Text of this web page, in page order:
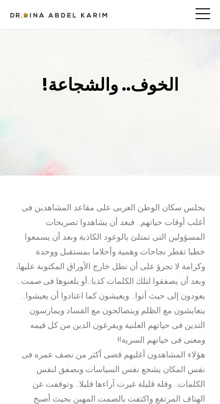
الخوف.. والشجاعة!
يجلس سكان الوطن العربى على مقاعد المشاهدين فى
أغلب أوقات حياتهم.. فبعد أن يشاهدوا تصريحات
المسؤولين التى تمتلئ بالوعود الكاذبة وبعد أن يسمعوا
خطبا تقطر نجاحات وهمية وأحلاما بمستقبل ووحدة
وكرامة لا تجرؤ على أن تطل خارج الأوراق المكتوبة عليها،
وبعد أن يصفقوا لتلك الكلمات كذبا..أو يلعنوها فى صمت..
يعودون إلى حيث أتوا.. ويعيشون كما اعتادوا أن يعيشوا..
يتعايشون مع الظلم ويتصالحون مع الفساد ويمارسون
التدين فى حياتهم العلنية ويفرغون الدين من كل قيمه
ومعنى فى حياتهم السرية!!
هؤلاء المشاهدون أغلبهم قضى أكثر من نصف عمره فى
نفس المكان يشجع نفس السياسات ويصفق لنفس
الكلمات.. وقلة قليلة غيرت آراءها قليلا.. وتوقفت عن
الهتاف المرتفع واكتفت بالصمت المهين بحيث أصبح